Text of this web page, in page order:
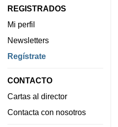
REGISTRADOS
Mi perfil
Newsletters
Regístrate
CONTACTO
Cartas al director
Contacta con nosotros